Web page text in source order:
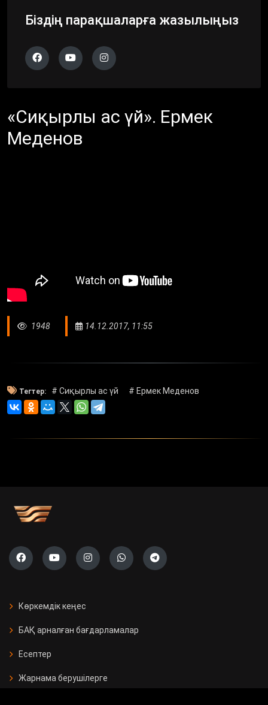
Біздің парақшаларға жазылыңыз
«Сиқырлы ас үй». Ермек
Меденов
1948 14.12.2017, 11:55
Тегтер: # Сиқырлы ас үй # Ермек Меденов
Көркемдік кеңес
БАҚ арналған бағдарламалар
Есептер
Жарнама берушілерге